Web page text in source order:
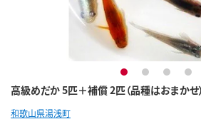
高級めだか 5匹＋補償 2匹（品種はおまかせ
1 2 3 4
和歌山県湯浅町